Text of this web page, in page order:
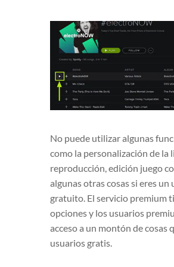
No puede utilizar algunas
como la personalización de la
reproducción, edición juego
algunas otras cosas si eres un
gratuito. El servicio premium
opciones y los usuarios
acceso a un montón de cosas
usuarios gratis.